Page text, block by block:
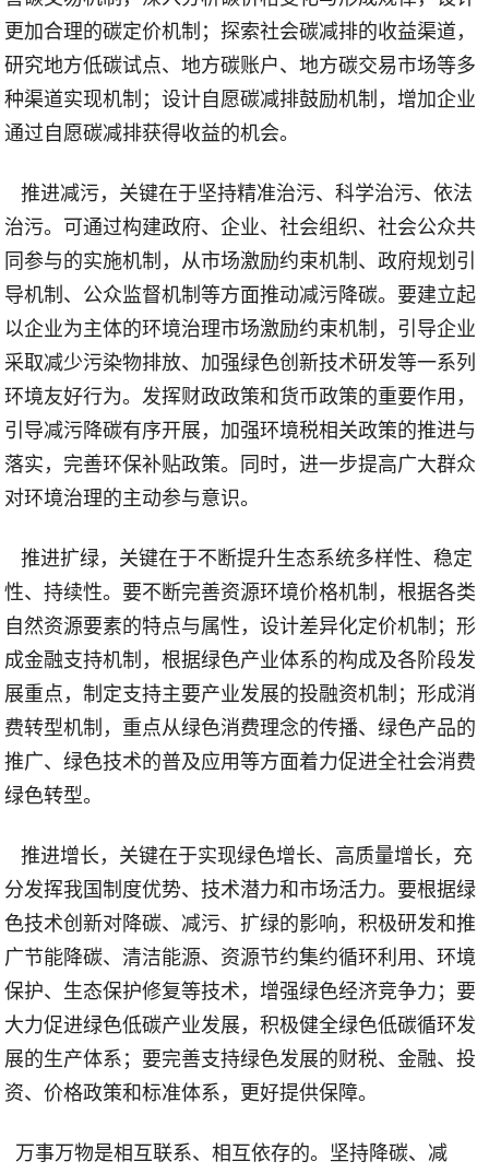
更加合理的碳定价机制；探索社会碳减排的收益渠道，
研究地方低碳试点、地方碳账户、地方碳交易市场等多
种渠道实现机制；设计自愿碳减排鼓励机制，增加企业
通过自愿碳减排获得收益的机会。
推进减污，关键在于坚持精准治污、科学治污、依法
治污。可通过构建政府、企业、社会组织、社会公众共
同参与的实施机制，从市场激励约束机制、政府规划引
导机制、公众监督机制等方面推动减污降碳。要建立起
以企业为主体的环境治理市场激励约束机制，引导企业
采取减少污染物排放、加强绿色创新技术研发等一系列
环境友好行为。发挥财政政策和货币政策的重要作用，
引导减污降碳有序开展，加强环境税相关政策的推进与
落实，完善环保补贴政策。同时，进一步提高广大群众
对环境治理的主动参与意识。
推进扩绿，关键在于不断提升生态系统多样性、稳定
性、持续性。要不断完善资源环境价格机制，根据各类
自然资源要素的特点与属性，设计差异化定价机制；形
成金融支持机制，根据绿色产业体系的构成及各阶段发
展重点，制定支持主要产业发展的投融资机制；形成消
费转型机制，重点从绿色消费理念的传播、绿色产品的
推广、绿色技术的普及应用等方面着力促进全社会消费
绿色转型。
推进增长，关键在于实现绿色增长、高质量增长，充
分发挥我国制度优势、技术潜力和市场活力。要根据绿
色技术创新对降碳、减污、扩绿的影响，积极研发和推
广节能降碳、清洁能源、资源节约集约循环利用、环境
保护、生态保护修复等技术，增强绿色经济竞争力；要
大力促进绿色低碳产业发展，积极健全绿色低碳循环发
展的生产体系；要完善支持绿色发展的财税、金融、投
资、价格政策和标准体系，更好提供保障。
万事万物是相互联系、相互依存的。坚持降碳、减